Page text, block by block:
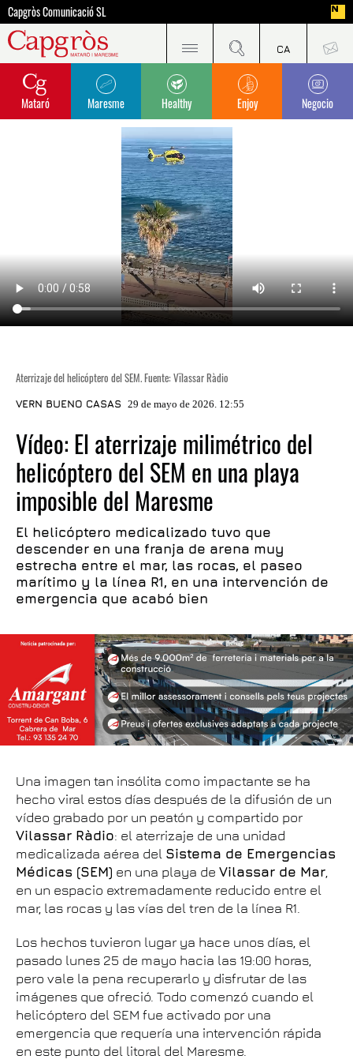
Capgròs Comunicació SL
Mataró Maresme Healthy Enjoy Negocio
Aterrizaje del helicóptero del SEM. Fuente: Vïlassar Ràdio
VERN BUENO CASAS 29 de mayo de 2026. 12:55
Vídeo: El aterrizaje milimétrico del
helicóptero del SEM en una playa
imposible del Maresme
El helicóptero medicalizado tuvo que
descender en una franja de arena muy
estrecha entre el mar, las rocas, el paseo
marítimo y la línea R1, en una intervención de
emergencia que acabó bien
Una imagen tan insólita como impactante se ha
hecho viral estos días después de la difusión de un
vídeo grabado por un peatón y compartido por
Vilassar Ràdio: el aterrizaje de una unidad
medicalizada aérea del Sistema de Emergencias
Médicas (SEM) en una playa de Vilassar de Mar
en un espacio extremadamente reducido entre el
mar, las rocas y las vías del tren de la línea R1.
Los hechos tuvieron lugar ya hace unos días, el
pasado lunes 25 de mayo hacia las 19:00 horas,
pero vale la pena recuperarlo y disfrutar de las
imágenes que ofreció. Todo comenzó cuando el
helicóptero del SEM fue activado por una
emergencia que requería una intervención rápida
en este punto del litoral del Maresme.